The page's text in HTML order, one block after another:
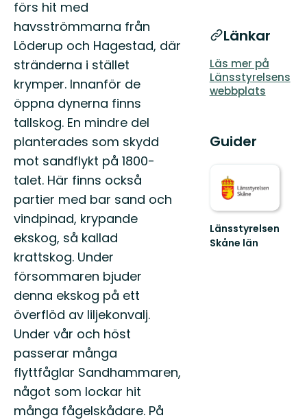
förs hit med
havsströmmarna från
Löderup och Hagestad, där
stränderna i stället
krymper. Innanför de
öppna dynerna finns
tallskog. En mindre del
planterades som skydd
mot sandflykt på 1800-
talet. Här finns också
partier med bar sand och
vindpinad, krypande
ekskog, så kallad
krattskog. Under
försommaren bjuder
denna ekskog på ett
överflöd av liljekonvalj.
Under vår och höst
passerar många
flyttfåglar Sandhammaren,
något som lockar hit
många fågelskådare. På
Länkar
Läs mer på
Länsstyrelsens
webbplats
Guider
Länsstyrelsen
Skåne län